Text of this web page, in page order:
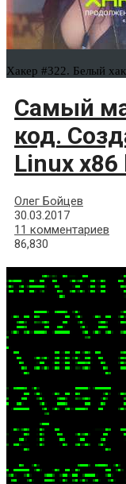
Хакер #322. Белый
Самый
код.
Linux
Олег Бойцев
30.03.2017
11 комментариев
86,830